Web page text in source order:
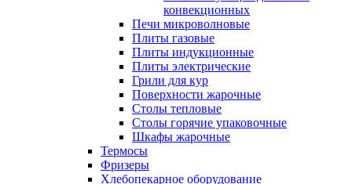
конвекционных
Печи микроволновые
Плиты газовые
Плиты индукционные
Плиты электрические
Грили для кур
Поверхности жарочные
Столы тепловые
Столы горячие упаковочные
Шкафы жарочные
Термосы
Фризеры
Хлебопекарное оборудование